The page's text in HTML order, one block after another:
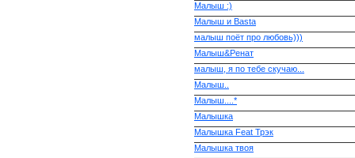
Малыш :)
Малыш и Basta
малыш поёт про любовь)))
Малыш&Ренат
малыш, я по тебе скучаю...
Малыш..
Малыш....*
Малышка
Малышка Feat Трэк
Малышка твоя